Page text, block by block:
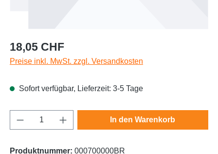
Regulärer Preis:
18,05 CHF
Preise inkl. MwSt. zzgl. Versandkosten
Sofort verfügbar, Lieferzeit: 3-5 Tage
Produkt Anzahl: Gib den gewünschten
In den Warenkorb
Produktnummer: 000700000BR